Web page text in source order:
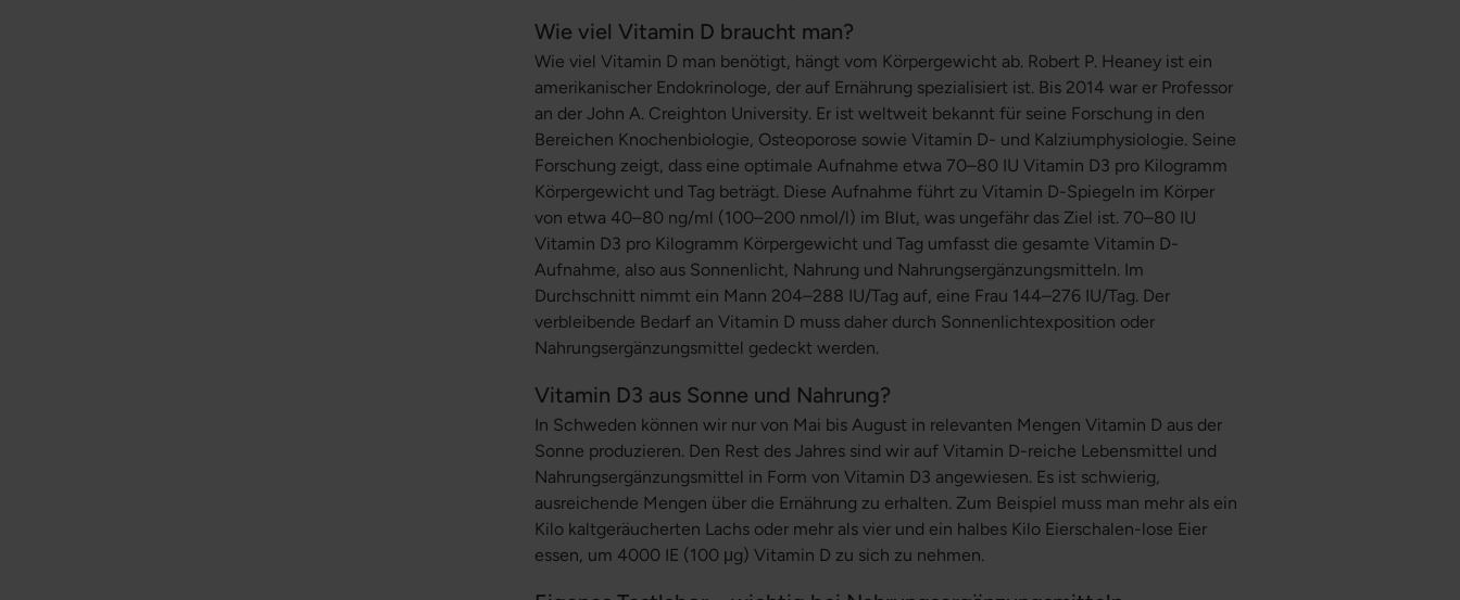
Wie viel Vitamin D braucht man?
Wie viel Vitamin D man benötigt, hängt vom Körpergewicht ab. Robert P. Heaney ist ein
amerikanischer Endokrinologe, der auf Ernährung spezialisiert ist. Bis 2014 war er Professor
an der John A. Creighton University. Er ist weltweit bekannt für seine Forschung in den
Bereichen Knochenbiologie, Osteoporose sowie Vitamin D- und Kalziumphysiologie. Seine
Forschung zeigt, dass eine optimale Aufnahme etwa 70–80 IU Vitamin D3 pro Kilogramm
Körpergewicht und Tag beträgt. Diese Aufnahme führt zu Vitamin D-Spiegeln im Körper
von etwa 40–80 ng/ml (100–200 nmol/l) im Blut, was ungefähr das Ziel ist. 70–80 IU
Vitamin D3 pro Kilogramm Körpergewicht und Tag umfasst die gesamte Vitamin D-
Aufnahme, also aus Sonnenlicht, Nahrung und Nahrungsergänzungsmitteln. Im
Durchschnitt nimmt ein Mann 204–288 IU/Tag auf, eine Frau 144–276 IU/Tag. Der
verbleibende Bedarf an Vitamin D muss daher durch Sonnenlichtexposition oder
Nahrungsergänzungsmittel gedeckt werden.
Vitamin D3 aus Sonne und Nahrung?
In Schweden können wir nur von Mai bis August in relevanten Mengen Vitamin D aus der
Sonne produzieren. Den Rest des Jahres sind wir auf Vitamin D-reiche Lebensmittel und
Nahrungsergänzungsmittel in Form von Vitamin D3 angewiesen. Es ist schwierig,
ausreichende Mengen über die Ernährung zu erhalten. Zum Beispiel muss man mehr als ein
Kilo kaltgeräucherten Lachs oder mehr als vier und ein halbes Kilo Eierschalen-lose Eier
essen, um 4000 IE (100 μg) Vitamin D zu sich zu nehmen.